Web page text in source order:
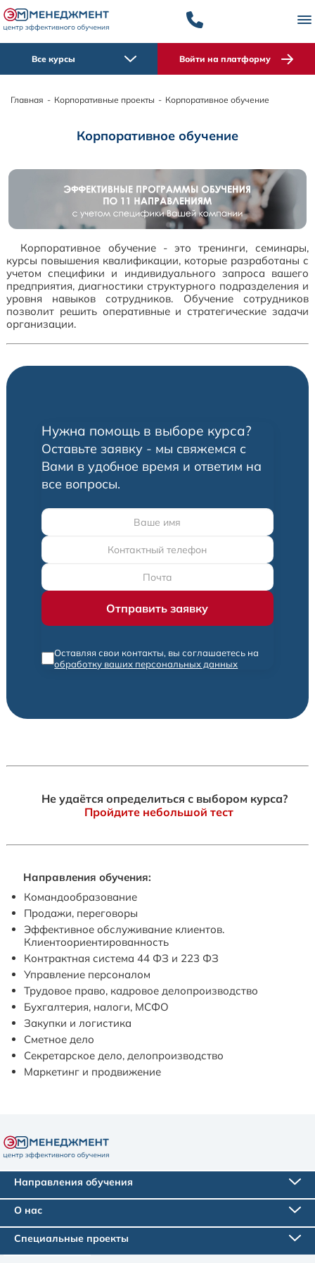
Все курсы Войти на платформу
Главная - Корпоративные проекты - Корпоративное обучение
Корпоративное обучение
Корпоративное обучение - это тренинги, семинары,
курсы повышения квалификации, которые разработаны с
учетом специфики и индивидуального запроса вашего
предприятия, диагностики структурного подразделения и
уровня навыков сотрудников. Обучение сотрудников
позволит решить оперативные и стратегические задачи
организации.
Нужна помощь в выборе курса?
Оставьте заявку - мы свяжемся с
Вами в удобное время и ответим на
все вопросы.
Оставляя свои контакты, вы соглашаетесь на
обработку ваших персональных данных
Не удаётся определиться с выбором курса?
Пройдите небольшой тест
Направления обучения:
Командообразование
Продажи, переговоры
Эффективное обслуживание клиентов.
Клиентоориентированность
Контрактная система 44 ФЗ и 223 ФЗ
Управление персоналом
Трудовое право, кадровое делопроизводство
Бухгалтерия, налоги, МСФО
Закупки и логистика
Сметное дело
Секретарское дело, делопроизводство
Маркетинг и продвижение
Направления обучения
О нас
Специальные проекты